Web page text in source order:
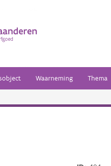
Waarneming Thema